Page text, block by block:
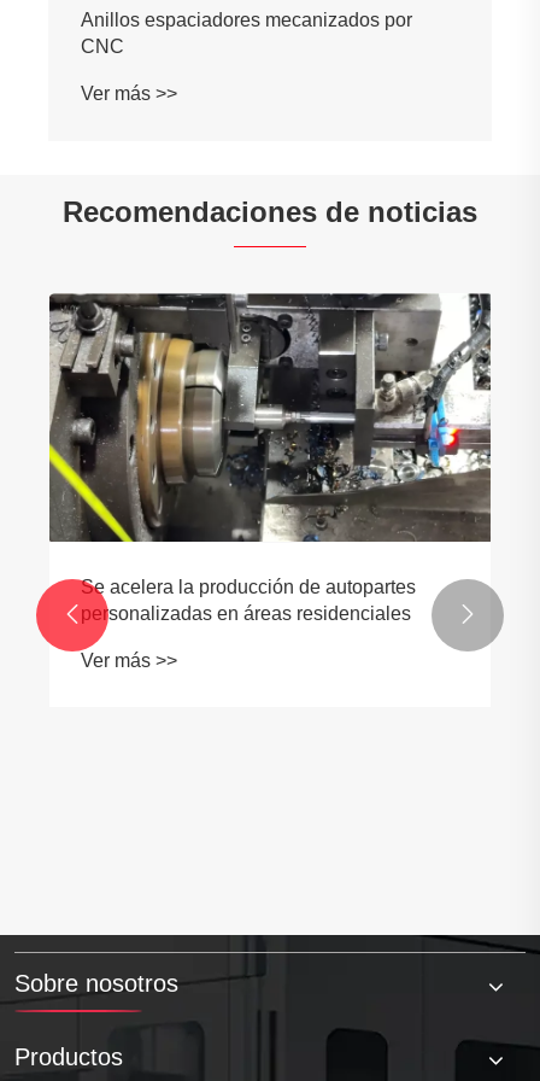
Anillos espaciadores mecanizados por
CNC
Ver más >>
Recomendaciones de noticias
Se acelera la producción de autopartes
personalizadas en áreas residenciales
Ver más >>
 
Sobre nosotros
Productos